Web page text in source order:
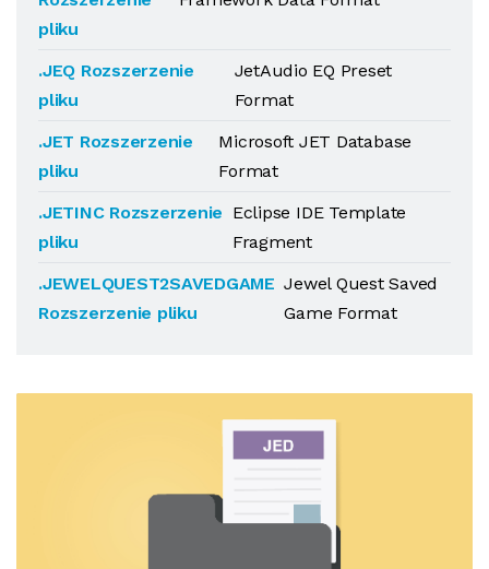
pliku
.JEQ Rozszerzenie
pliku
JetAudio EQ Preset
Format
.JET Rozszerzenie
pliku
Microsoft JET Database
Format
.JETINC Rozszerzenie
pliku
Eclipse IDE Template
Fragment
.JEWELQUEST2SAVEDGAME
Rozszerzenie pliku
Jewel Quest Saved
Game Format